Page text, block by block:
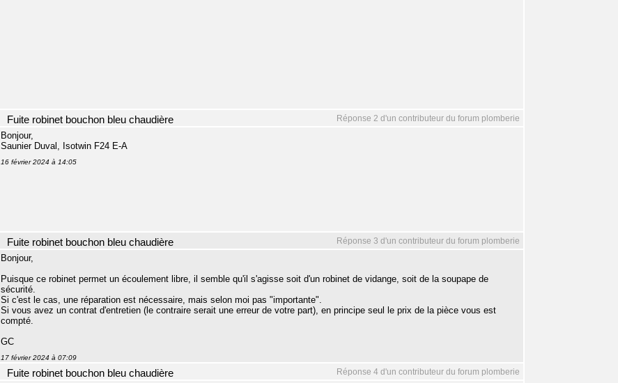
Réponse 2 d'un contributeur du forum plomberie
Fuite robinet bouchon bleu chaudière
Bonjour,
Saunier Duval, Isotwin F24 E-A
16 février 2024 à 14:05
Réponse 3 d'un contributeur du forum plomberie
Fuite robinet bouchon bleu chaudière
Bonjour,
Puisque ce robinet permet un écoulement libre, il semble qu'il s'agisse soit d'un robinet de vidange, soit de la soupape de
sécurité.
Si c'est le cas, une réparation est nécessaire, mais selon moi pas "importante".
Si vous avez un contrat d'entretien (le contraire serait une erreur de votre part), en principe seul le prix de la pièce vous est
compté.
GC
17 février 2024 à 07:09
Réponse 4 d'un contributeur du forum plomberie
Fuite robinet bouchon bleu chaudière